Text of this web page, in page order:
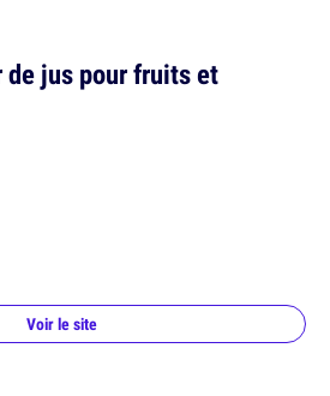
de jus pour fruits et
Voir le site